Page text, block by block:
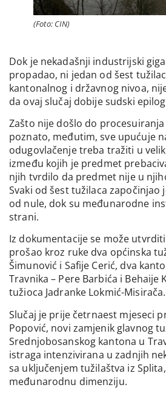
(Foto: CIN)
Dok je nekadašnji industrijski
propadao, ni jedan od šest
kantonalnog i državnog nivoa,
da ovaj slučaj dobije sudski
Zašto nije došlo do
poznato, međutim, sve upućuje
odugovlačenje treba tražiti u
između kojih je predmet
njih tvrdilo da predmet nije u
Svaki od šest tužilaca
od nule, dok su međunarodne
strani.
Iz dokumentacije se može
prošao kroz ruke dva općinska
Šimunović i Safije Cerić, dva
Travnika – Pere Barbića i Behaije
tužioca Jadranke Lokmić-Misirača.
Slučaj je prije četrnaest mjeseci
Popović, novi zamjenik glavnog
Srednjobosanskog kantona u
istraga intenzivirana u zadnjih
sa uključenjem tužilaštva iz
međunarodnu dimenziju.